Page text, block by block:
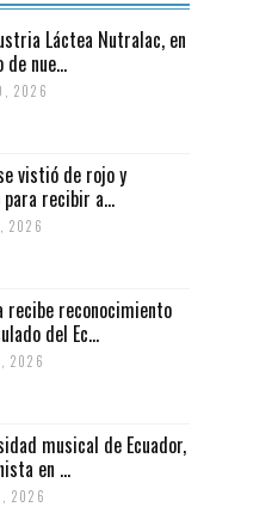
Láctea Nutralac, en
de nue...
2026
vistió de rojo y
recibir a...
2026
recibe reconocimiento
del Ec...
2026
musical de Ecuador,
en ...
2026